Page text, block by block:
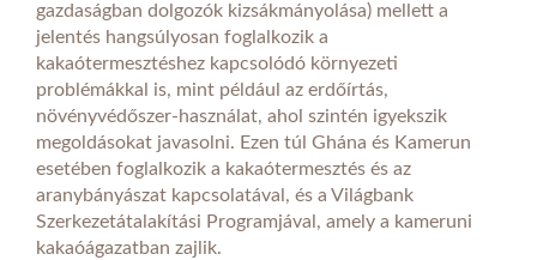
gazdaságban dolgozók kizsákmányolása) mellett a
jelentés hangsúlyosan foglalkozik a
kakaótermesztéshez kapcsolódó környezeti
problémákkal is, mint például az erdőírtás,
növényvédőszer-használat, ahol szintén igyekszik
megoldásokat javasolni. Ezen túl Ghána és Kamerun
esetében foglalkozik a kakaótermesztés és az
aranybányászat kapcsolatával, és a Világbank
Szerkezetátalakítási Programjával, amely a kameruni
kakaóágazatban zajlik.